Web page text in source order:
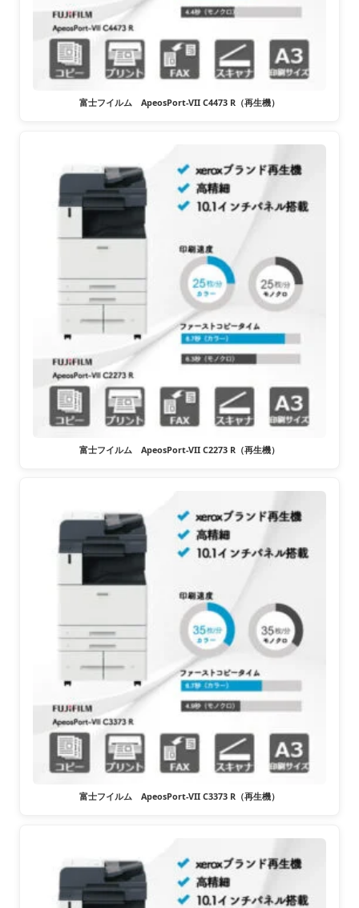
富士フイルム ApeosPort-VII C4473 R（再生機）
富士フイルム ApeosPort-VII C2273 R（再生機）
富士フイルム ApeosPort-VII C3373 R（再生機）